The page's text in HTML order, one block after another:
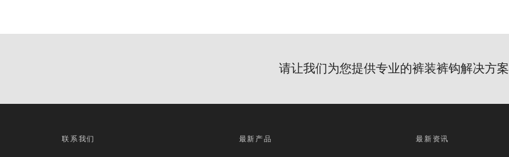
请让我们为您提供专业的裤装裤钩解决方案
联系我们 最新产品 最新资讯